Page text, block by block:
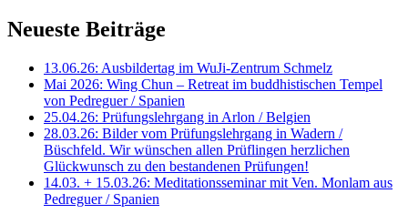
Neueste Beiträge
13.06.26: Ausbildertag im WuJi-Zentrum Schmelz
Mai 2026: Wing Chun – Retreat im buddhistischen Tempel
von Pedreguer / Spanien
25.04.26: Prüfungslehrgang in Arlon / Belgien
28.03.26: Bilder vom Prüfungslehrgang in Wadern /
Büschfeld. Wir wünschen allen Prüflingen herzlichen
Glückwunsch zu den bestandenen Prüfungen!
14.03. + 15.03.26: Meditationsseminar mit Ven. Monlam aus
Pedreguer / Spanien